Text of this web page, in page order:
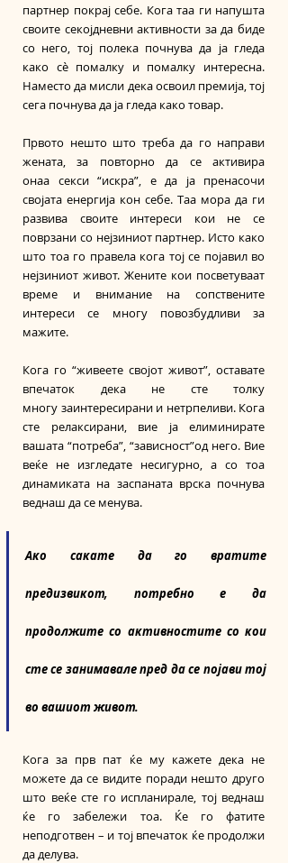
партнер покрај себе. Кога таа ги напушта
своите секојдневни активности за да биде
со него, тој полека почнува да ја гледа
како сè помалку и помалку интересна.
Наместо да мисли дека освоил премија, тој
сега почнува да ја гледа како товар.
Првото нешто што треба да го направи
жената, за повторно да се активира
онаа секси “искра”, е да ја пренасочи
својата енергија кон себе. Таа мора да ги
развива своите интереси кои не се
поврзани со нејзиниот партнер. Исто како
што тоа го правела кога тој се појавил во
нејзиниот живот. Жените кои посветуваат
време и внимание на сопствените
интереси се многу повозбудливи за
мажите.
Кога го “живеете својот живот”, оставате
впечаток дека не сте толку
многу заинтересирани и нетрпеливи. Кога
сте релаксирани, вие ја елиминирате
вашата “потреба”, “зависност”од него. Вие
веќе не изгледате несигурно, а со тоа
динамиката на заспаната врска почнува
веднаш да се менува.
Ако сакате да го вратите
предизвикот, потребно е да
продолжите со активностите со кои
сте се занимавале пред да се појави тој
во вашиот живот.
Кога за прв пат ќе му кажете дека не
можете да се видите поради нешто друго
што веќе сте го испланирале, тој веднаш
ќе го забележи тоа. Ќе го фатите
неподготвен – и тој впечаток ќе продолжи
да делува.